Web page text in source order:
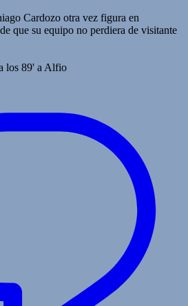
Cardozo otra vez figura en
que su equipo no perdiera de visitante
los 89' a Alfio